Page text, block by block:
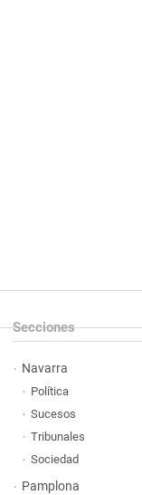
Secciones
Navarra
Política
Sucesos
Tribunales
Sociedad
Pamplona